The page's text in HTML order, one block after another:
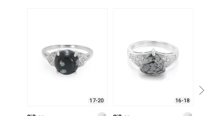
17-20 16-18